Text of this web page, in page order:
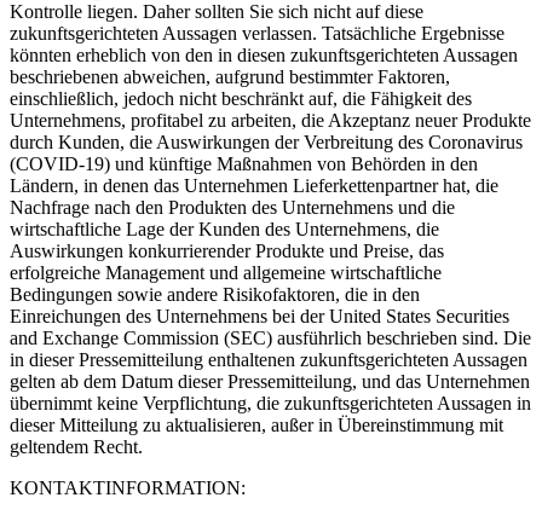
Kontrolle liegen. Daher sollten Sie sich nicht auf diese
zukunftsgerichteten Aussagen verlassen. Tatsächliche Ergebnisse
könnten erheblich von den in diesen zukunftsgerichteten Aussagen
beschriebenen abweichen, aufgrund bestimmter Faktoren,
einschließlich, jedoch nicht beschränkt auf, die Fähigkeit des
Unternehmens, profitabel zu arbeiten, die Akzeptanz neuer Produkte
durch Kunden, die Auswirkungen der Verbreitung des Coronavirus
(COVID-19) und künftige Maßnahmen von Behörden in den
Ländern, in denen das Unternehmen Lieferkettenpartner hat, die
Nachfrage nach den Produkten des Unternehmens und die
wirtschaftliche Lage der Kunden des Unternehmens, die
Auswirkungen konkurrierender Produkte und Preise, das
erfolgreiche Management und allgemeine wirtschaftliche
Bedingungen sowie andere Risikofaktoren, die in den
Einreichungen des Unternehmens bei der United States Securities
and Exchange Commission (SEC) ausführlich beschrieben sind. Die
in dieser Pressemitteilung enthaltenen zukunftsgerichteten Aussagen
gelten ab dem Datum dieser Pressemitteilung, und das Unternehmen
übernimmt keine Verpflichtung, die zukunftsgerichteten Aussagen in
dieser Mitteilung zu aktualisieren, außer in Übereinstimmung mit
geltendem Recht.
KONTAKTINFORMATION: